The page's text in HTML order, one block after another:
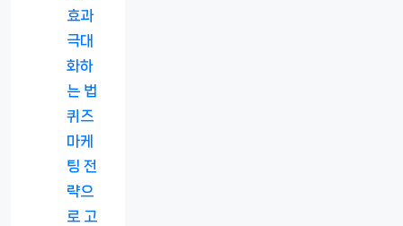
효과
극대
화하
는 법
퀴즈
마케
팅 전
략으
로 고